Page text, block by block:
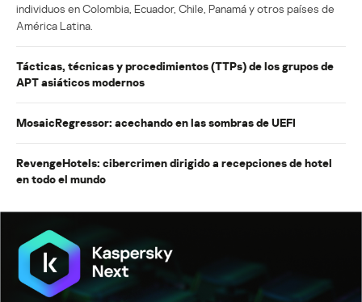
individuos en Colombia, Ecuador, Chile, Panamá y otros países de
América Latina.
Tácticas, técnicas y procedimientos (TTPs) de los grupos de
APT asiáticos modernos
MosaicRegressor: acechando en las sombras de UEFI
RevengeHotels: cibercrimen dirigido a recepciones de hotel
en todo el mundo